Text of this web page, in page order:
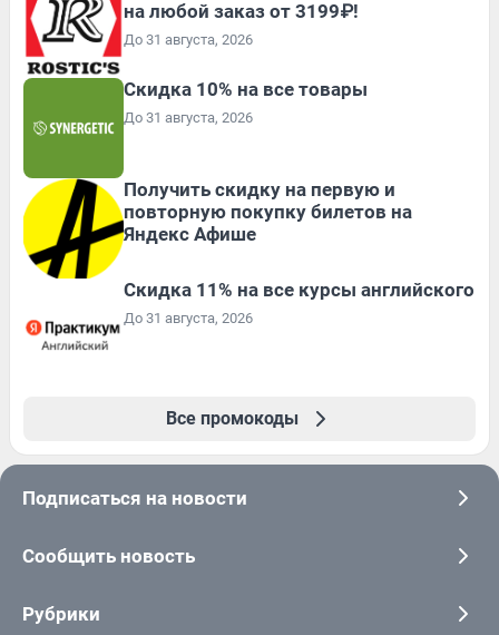
на любой заказ от 3199₽!
До 31 августа, 2026
Скидка 10% на все товары
До 31 августа, 2026
Получить скидку на первую и
повторную покупку билетов на
Яндекс Афише
Скидка 11% на все курсы английского
До 31 августа, 2026
Все промокоды
Подписаться на новости
Сообщить новость
Рубрики